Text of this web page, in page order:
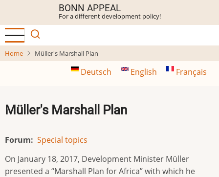
main
content
BONN APPEAL
For a different development policy!
Home Müller's Marshall Plan
Deutsch English Français
Müller's Marshall Plan
Forum
Special topics
On January 18, 2017, Development Minister Müller
presented a “Marshall Plan for Africa” with which he